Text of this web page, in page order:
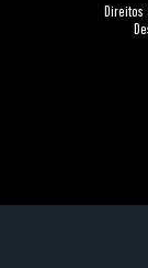
Direitos